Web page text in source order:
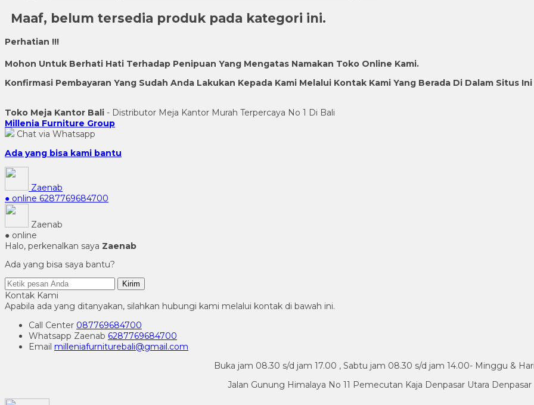
Maaf, belum tersedia produk pada kategori ini.
Perhatian !!!
Mohon Untuk Berhati Hati Terhadap Penipuan Yang Mengatas Namakan Toko Online Kami.
Konfirmasi Pembayaran Yang Sudah Anda Lakukan Kepada Kami Melalui Kontak Kami Yang Berada Di Dalam Situs Ini
Toko Meja Kantor Bali - Distributor Meja Kantor Murah Terpercaya No 1 Di Bali
Millenia Furniture Group
Chat via Whatsapp
Ada yang bisa kami bantu
Zaenab
● online 6287769684700
Zaenab
● online
Halo, perkenalkan saya Zaenab
Ada yang bisa saya bantu?
Kirim
Kontak Kami
Apabila ada yang ditanyakan, silahkan hubungi kami melalui kontak di bawah ini.
Call Center 087769684700
Whatsapp Zaenab 6287769684700
Email milleniafurniturebali@gmail.com
Buka jam 08.30 s/d jam 17.00 , Sabtu jam 08.30 s/d jam 14.00- Minggu &
Jalan Gunung Himalaya No 11 Pemecutan Kaja Denpasar Utara Denpasar